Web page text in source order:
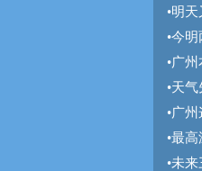
•明天
•今明
•广
•天气
•广
•最高
•未来